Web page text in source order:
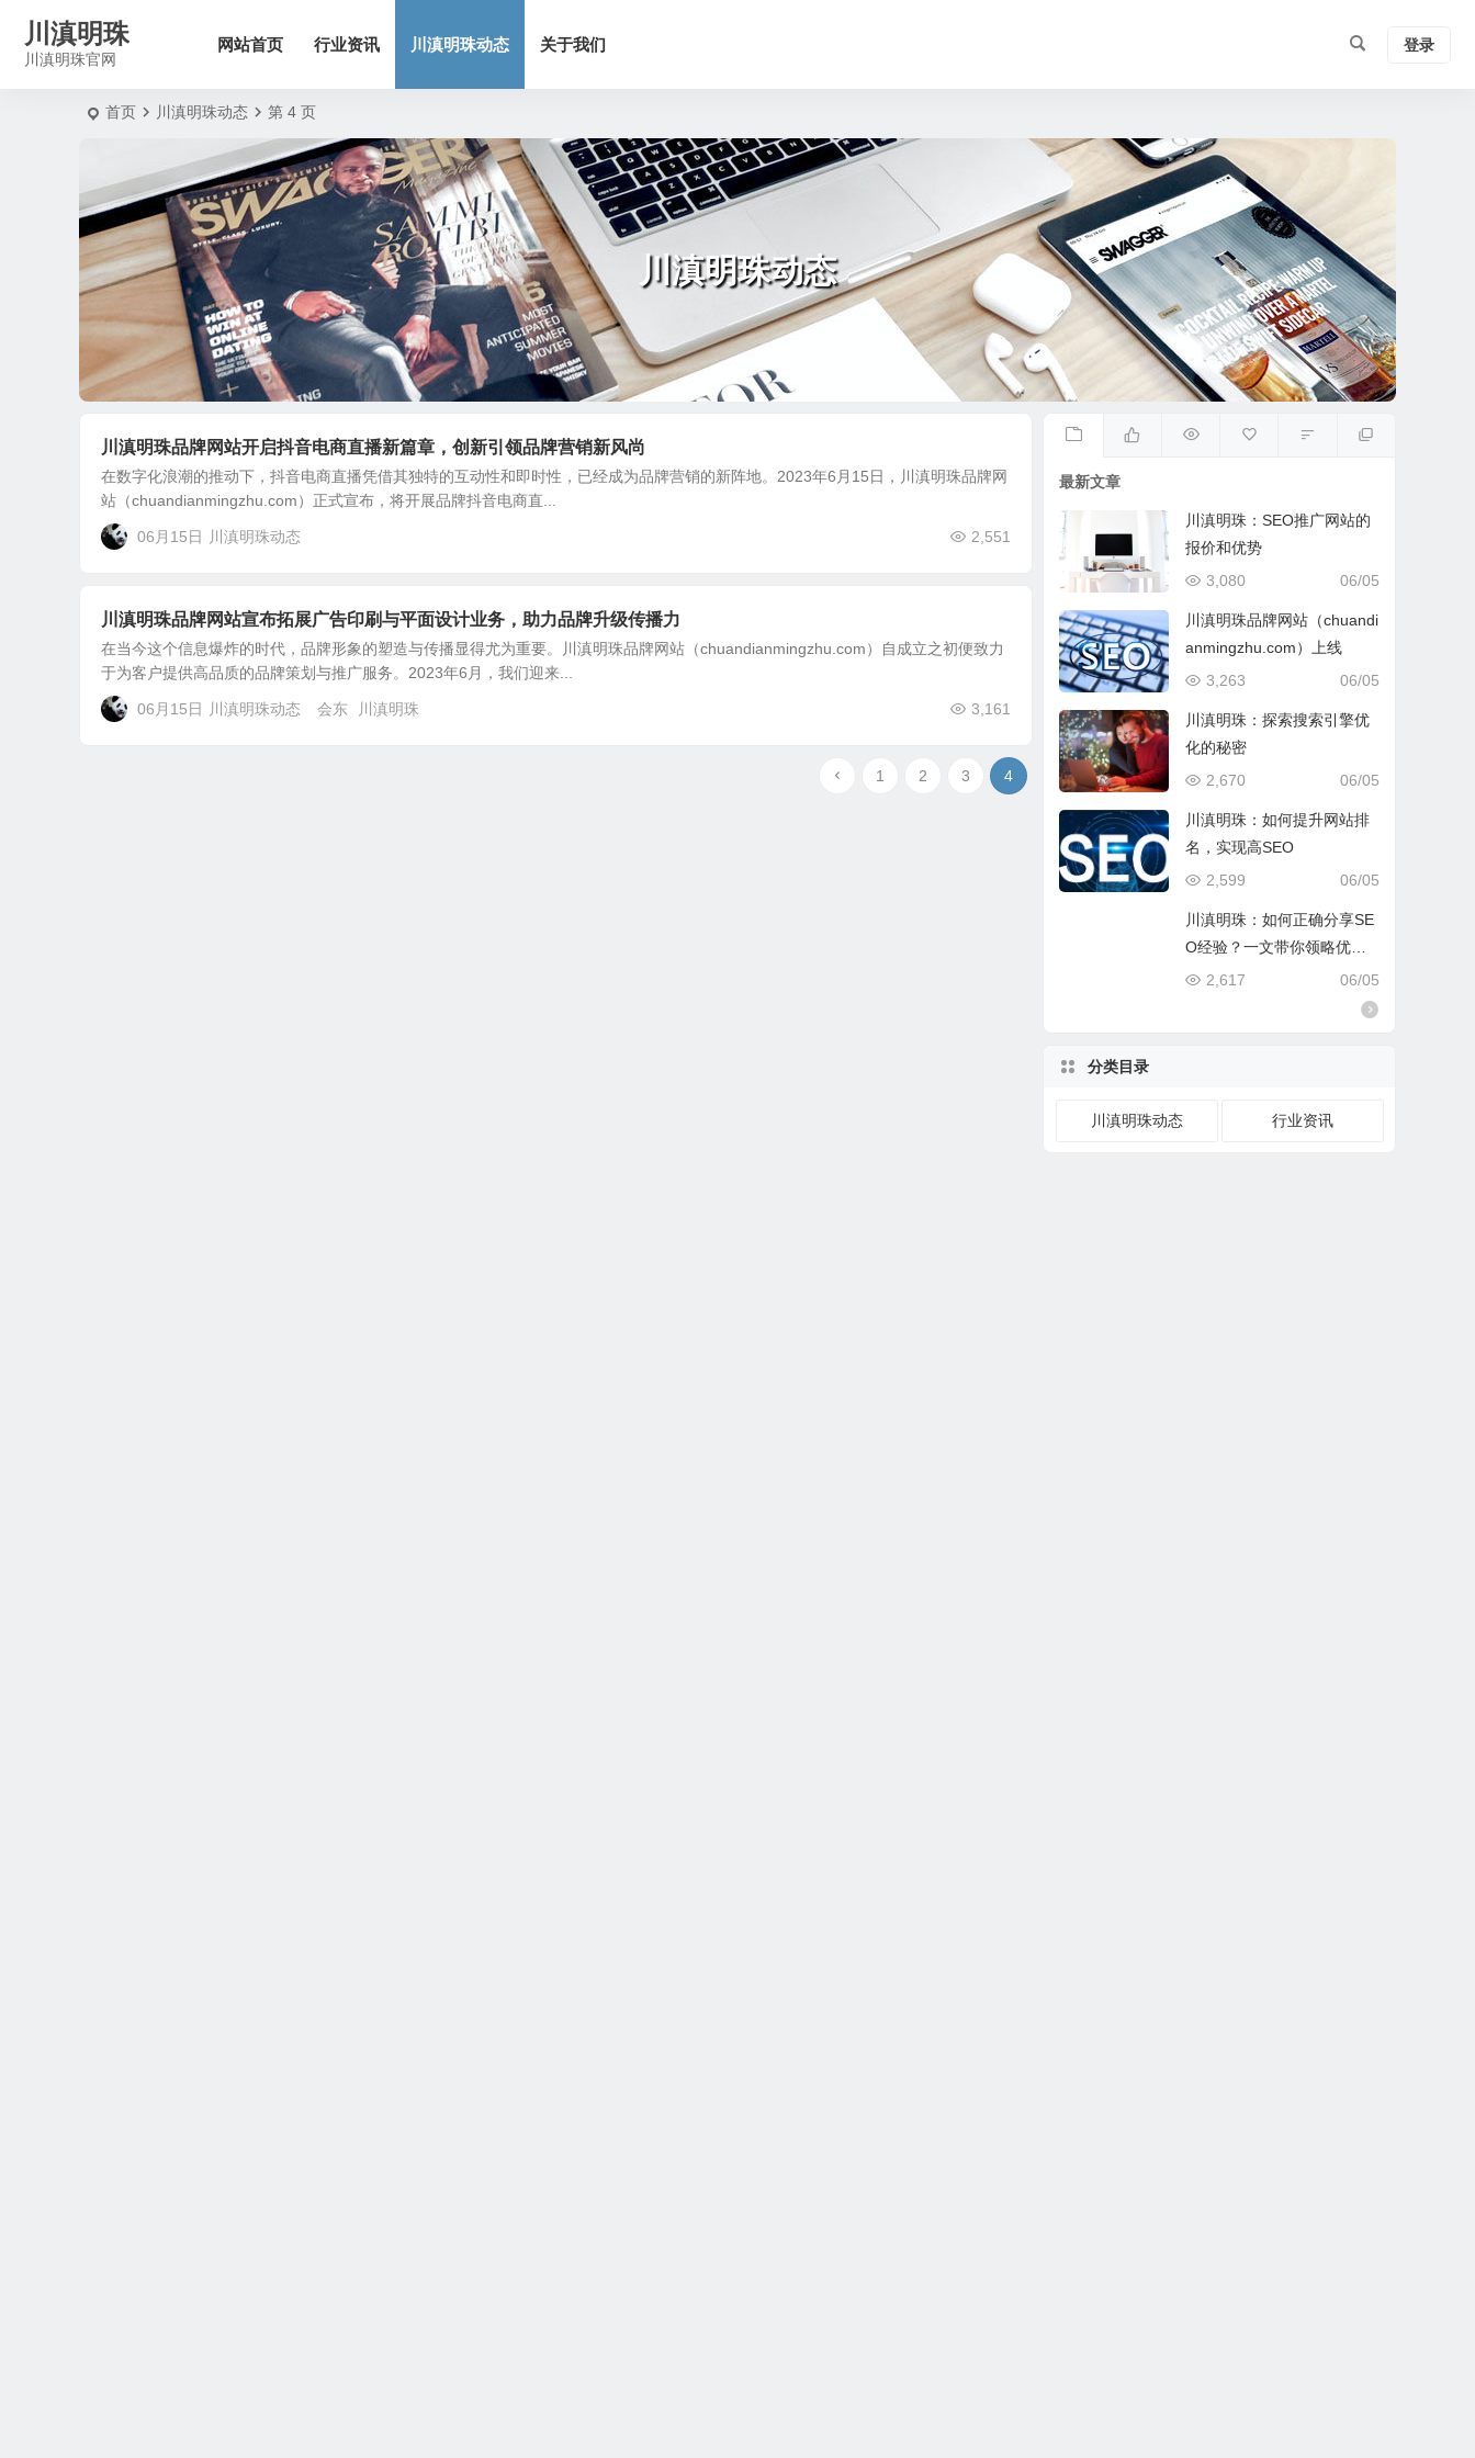
川滇明珠
川滇明珠官网
网站首页 行业资讯 川滇明珠动态 关于我们 登录
首页 川滇明珠动态 第 4 页
川滇明珠动态
川滇明珠品牌网站开启抖音电商直播新篇章，创新引领品牌营销新风尚
在数字化浪潮的推动下，抖音电商直播凭借其独特的互动性和即时性，已经成为品牌营销的新阵地。2023年6月15日，川滇明珠品牌网
站（chuandianmingzhu.com）正式宣布，将开展品牌抖音电商直...
06月15日 川滇明珠动态 2,551
川滇明珠品牌网站宣布拓展广告印刷与平面设计业务，助力品牌升级传播力
在当今这个信息爆炸的时代，品牌形象的塑造与传播显得尤为重要。川滇明珠品牌网站（chuandianmingzhu.com）自成立之初便致力
于为客户提供高品质的品牌策划与推广服务。2023年6月，我们迎来...
06月15日 川滇明珠动态 3,161
会东 川滇明珠
1 2 3 4
最新文章
川滇明珠：SEO推广网站的
报价和优势
06/05
3,080
川滇明珠品牌网站（chuandi
anmingzhu.com）上线
06/05
3,263
川滇明珠：探索搜索引擎优
化的秘密
06/05
2,670
川滇明珠：如何提升网站排
名，实现高SEO
06/05
2,599
川滇明珠：如何正确分享SE
O经验？一文带你领略优化
的魅力
06/05
2,617
分类目录
川滇明珠动态 行业资讯